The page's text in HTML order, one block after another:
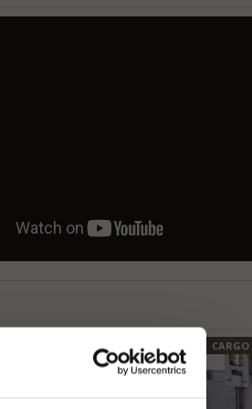
likströmsmotor på 275 W, driven av två
CARGO MASTER C400